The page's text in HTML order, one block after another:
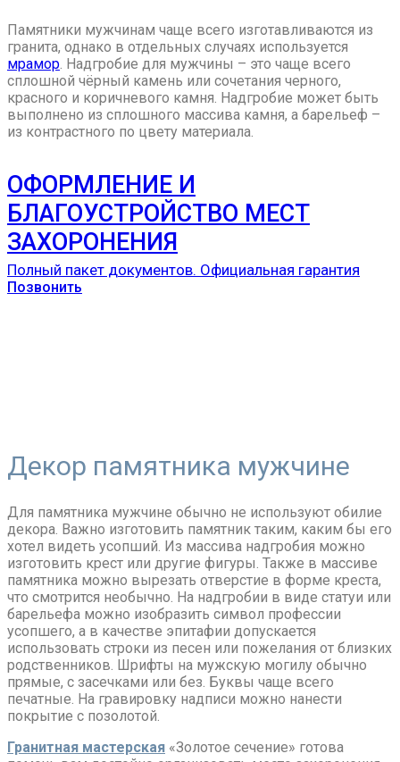
Памятники мужчинам чаще всего изготавливаются из
гранита, однако в отдельных случаях используется
мрамор. Надгробие для мужчины – это чаще всего
сплошной чёрный камень или сочетания черного,
красного и коричневого камня. Надгробие может быть
выполнено из сплошного массива камня, а барельеф –
из контрастного по цвету материала.
ОФОРМЛЕНИЕ И
БЛАГОУСТРОЙСТВО МЕСТ
ЗАХОРОНЕНИЯ
Полный пакет документов. Официальная гарантия
Позвонить
Декор памятника мужчине
Для памятника мужчине обычно не используют обилие
декора. Важно изготовить памятник таким, каким бы его
хотел видеть усопший. Из массива надгробия можно
изготовить крест или другие фигуры. Также в массиве
памятника можно вырезать отверстие в форме креста,
что смотрится необычно. На надгробии в виде статуи или
барельефа можно изобразить символ профессии
усопшего, а в качестве эпитафии допускается
использовать строки из песен или пожелания от близких
родственников. Шрифты на мужскую могилу обычно
прямые, с засечками или без. Буквы чаще всего
печатные. На гравировку надписи можно нанести
покрытие с позолотой.
Гранитная мастерская «Золотое сечение» готова